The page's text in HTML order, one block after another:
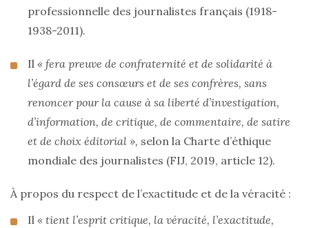
professionnelle des journalistes français (1918-
1938-2011).
Il « fera preuve de confraternité et de solidarité à
l’égard de ses consœurs et de ses confrères, sans
renoncer pour la cause à sa liberté d’investigation,
d’information, de critique, de commentaire, de satire
et de choix éditorial », selon la Charte d’éthique
mondiale des journalistes (FIJ, 2019, article 12).
À propos du respect de l’exactitude et de la véracité :
Il « tient l’esprit critique, la véracité, l’exactitude,